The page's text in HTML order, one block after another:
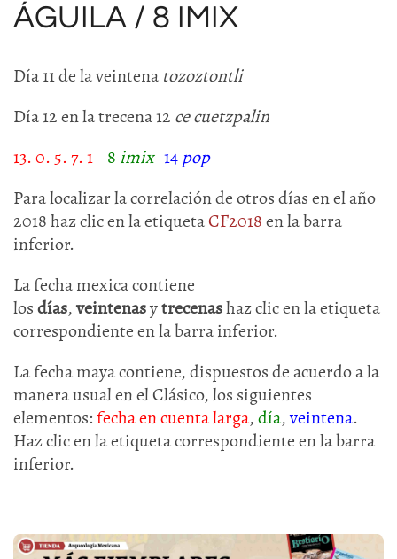
ÁGUILA / 8 IMIX
Día 11 de la veintena tozoztontli
Día 12 en la trecena 12 ce cuetzpalin
13. 0. 5. 7. 1
8 imix 14 pop
Para localizar la correlación de otros días en el año
2018 haz clic en la etiquetaCF2018en la barra
inferior.
La fecha mexica contiene
losdías,veintenasytrecenashaz clic en la etiqueta
correspondiente en la barra inferior.
La fecha maya contiene, dispuestos de acuerdo a la
manera usual en el Clásico, los siguientes
elementos:fecha en cuenta larga,día,veintena.
Haz clic en la etiqueta correspondiente en la barra
inferior.